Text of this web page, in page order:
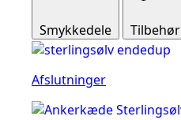
Smykkedele Tilbehør
Afslutninger